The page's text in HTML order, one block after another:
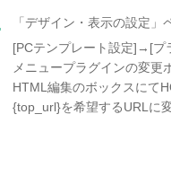
「デザイン・表示の設定」
[PCテンプレート設定]→[プ
メニュープラグインの変更
HTML編集のボックスにて
{top_url}を希望するURLに